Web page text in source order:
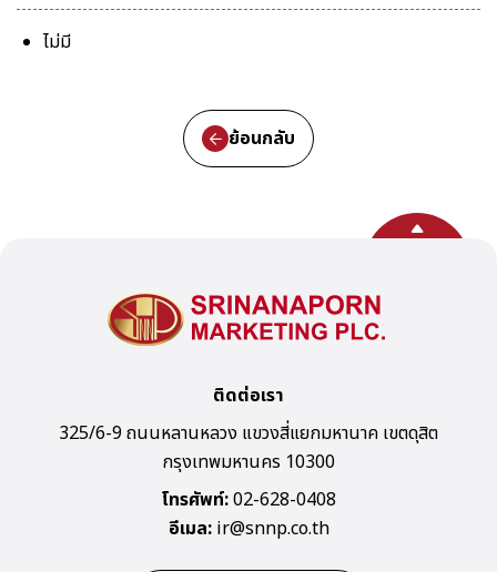
ไม่มี
ย้อนกลับ
ติดต่อเรา
325/6-9 ถนนหลานหลวง แขวงสี่แยกมหานาค เขตดุสิต
กรุงเทพมหานคร 10300
โทรศัพท์:02-628-0408
อีเมล: ir@snnp.co.th